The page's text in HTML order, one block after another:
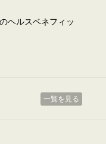
ヘルスベネフィッ
一覧を見る